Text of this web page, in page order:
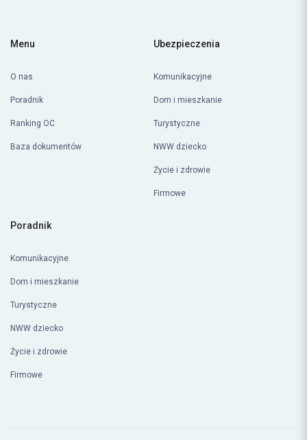
Menu
O nas
Poradnik
Ranking OC
Baza dokumentów
Ubezpieczenia
Komunikacyjne
Dom i mieszkanie
Turystyczne
NWW dziecko
Życie i zdrowie
Firmowe
Poradnik
Komunikacyjne
Dom i mieszkanie
Turystyczne
NWW dziecko
Życie i zdrowie
Firmowe